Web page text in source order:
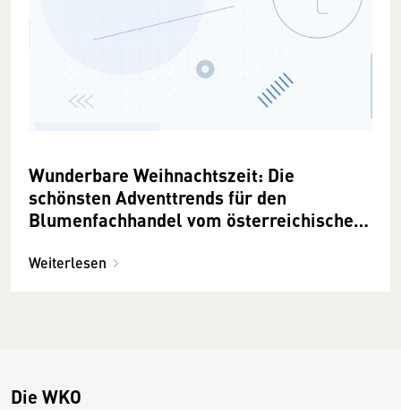
Wunderbare Weihnachtszeit: Die
schönsten Adventtrends für den
Blumenfachhandel vom österreichischen
Weiterlesen
Die WKO